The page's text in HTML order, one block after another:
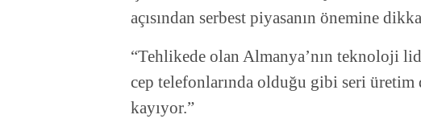
açısından serbest piyasanın önemine
“Tehlikede olan Almanya’nın teknoloji
cep telefonlarında olduğu gibi seri
kayıyor.”